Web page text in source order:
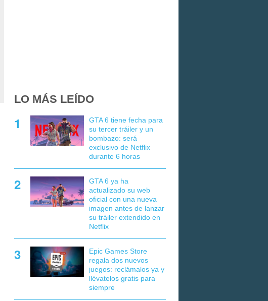
LO MÁS LEÍDO
GTA 6 tiene fecha para
su tercer tráiler y un
bombazo: será
exclusivo de Netflix
durante 6 horas
GTA 6 ya ha
actualizado su web
oficial con una nueva
imagen antes de lanzar
su tráiler extendido en
Netflix
Epic Games Store
regala dos nuevos
juegos: reclámalos ya y
llévatelos gratis para
siempre